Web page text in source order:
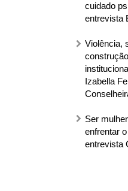
cuidado
entrevista
Violência,
Izabella
Ser
enfrentar
entrevista